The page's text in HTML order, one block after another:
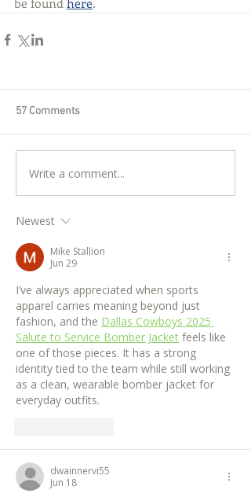
57 Comments
Write a comment...
Newest
Mike Stallion
Jun 29
I’ve always appreciated when sports
apparel carries meaning beyond just
fashion, and the Dallas Cowboys 2025
Salute to Service Bomber Jacket feels like
one of those pieces. It has a strong
identity tied to the team while still working
as a clean, wearable bomber jacket for
everyday outfits.
dwainnervi55
Jun 18